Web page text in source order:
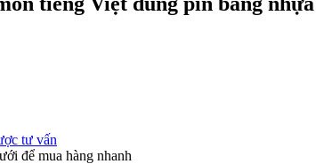
tư vấn
để mua hàng nhanh